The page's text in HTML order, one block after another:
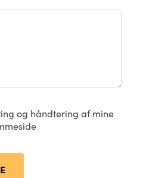
og håndtering af mine